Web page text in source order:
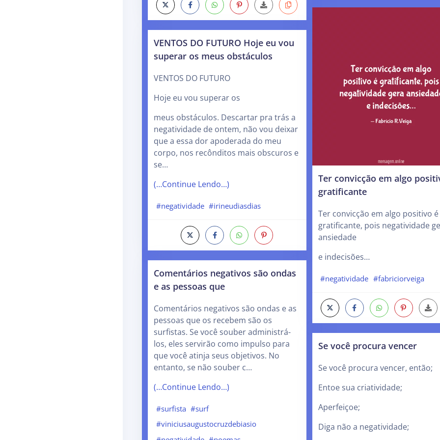
VENTOS DO FUTURO Hoje eu vou
superar os meus obstáculos
VENTOS DO FUTURO
Hoje eu vou superar os
meus obstáculos. Descartar pra trás a
negatividade de ontem, não vou deixar
que a essa dor apoderada do meu
corpo, nos recônditos mais obscuros e
se…
(…Continue Lendo…)
#negatividade #irineudiasdias
Comentários negativos são ondas
e as pessoas que
Comentários negativos são ondas e as
pessoas que os recebem são os
surfistas. Se você souber administrá-
los, eles servirão como impulso para
que você atinja seus objetivos. No
entanto, se não souber c…
(…Continue Lendo…)
#surfista #surf
#viniciusaugustocruzdebiasio
Ter convicção em algo
gratificante
Ter convicção em algo positivo é
gratificante, pois negatividade
ansiedade
e indecisões…
#negatividade #fabriciorveiga
Se você procura vencer
Se você procura vencer, então;
Entoe sua criatividade;
Aperfeiçoe;
Diga não a negatividade;